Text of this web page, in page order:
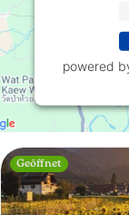
Geöffnet
powered